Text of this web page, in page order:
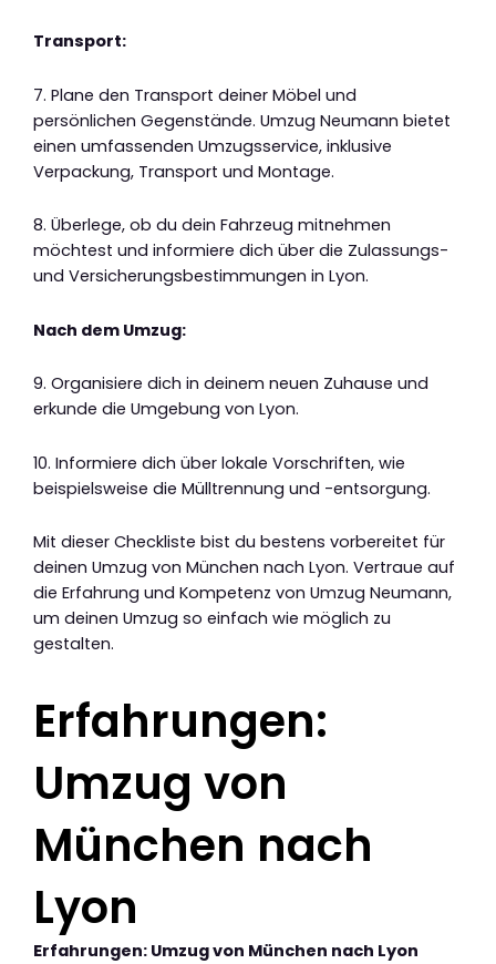
Transport:
7. Plane den Transport deiner Möbel und
persönlichen Gegenstände. Umzug Neumann bietet
einen umfassenden Umzugsservice, inklusive
Verpackung, Transport und Montage.
8. Überlege, ob du dein Fahrzeug mitnehmen
möchtest und informiere dich über die Zulassungs-
und Versicherungsbestimmungen in Lyon.
Nach dem Umzug:
9. Organisiere dich in deinem neuen Zuhause und
erkunde die Umgebung von Lyon.
10. Informiere dich über lokale Vorschriften, wie
beispielsweise die Mülltrennung und -entsorgung.
Mit dieser Checkliste bist du bestens vorbereitet für
deinen Umzug von München nach Lyon. Vertraue auf
die Erfahrung und Kompetenz von Umzug Neumann,
um deinen Umzug so einfach wie möglich zu
gestalten.
Erfahrungen:
Umzug von
München nach
Lyon
Erfahrungen: Umzug von München nach Lyon